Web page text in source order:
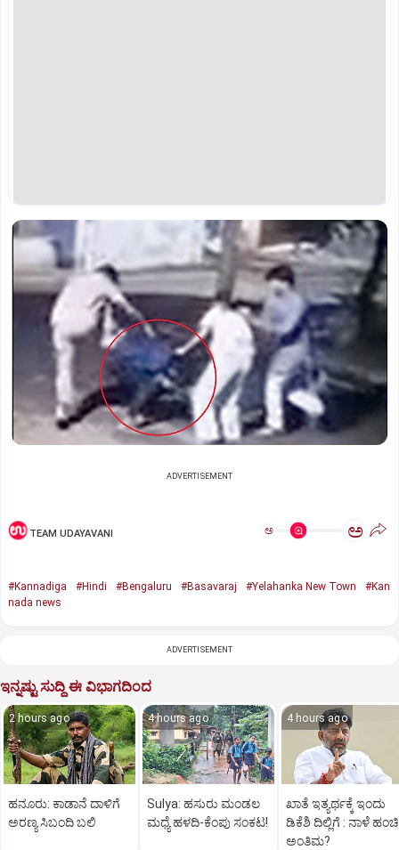
ADVERTISEMENT
TEAM UDAYAVANI ಅ ಅ
#Kannadiga #Hindi #Bengaluru #Basavaraj #Yelahanka New Town
#Kan
nada news
ADVERTISEMENT
ಇನ್ನಷ್ಟು ಸುದ್ದಿ ಈ ವಿಭಾಗದಿಂದ
2 hours ago
ಹನೂರು: ಕಾಡಾನೆ ದಾಳಿಗೆ
ಅರಣ್ಯ ಸಿಬಂದಿ ಬಲಿ
4 hours ago
Sulya: ಹಸುರು ಮಂಡಲ
ಮಧ್ಯೆ ಹಳದಿ-ಕೆಂಪು ಸಂಕಟ!
4 hours ago
ಖಾತೆ ಇತ್ಯರ್ಥಕ್ಕೆ ಇಂದು
ಡಿಕೆಶಿ ದಿಲ್ಲಿಗೆ : ನಾಳೆ
ಅಂತಿಮ?